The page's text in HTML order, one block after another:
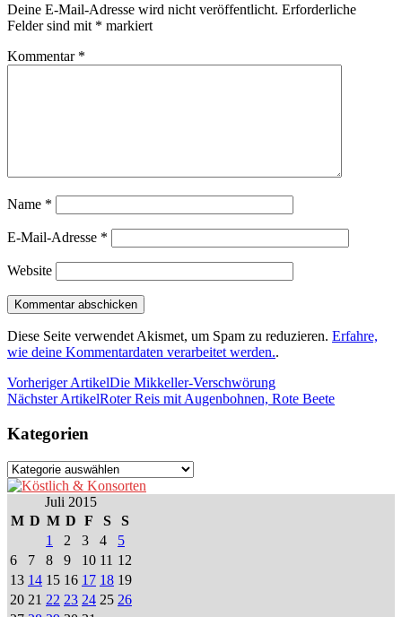
Deine E-Mail-Adresse wird nicht veröffentlicht. Erforderliche
Felder sind mit * markiert
Kommentar *
Name *
E-Mail-Adresse *
Website
Diese Seite verwendet Akismet, um Spam zu reduzieren. Erfahre,
wie deine Kommentardaten verarbeitet werden..
Vorheriger ArtikelDie Mikkeller-Verschwörung
Nächster ArtikelRoter Reis mit Augenbohnen, Rote Beete
Kategorien
Kategorien
Juli 2015
M D M D F S
S
1
2 3 4
5
6
7 8 9 10 11 12
13 14 15 16 17 18 19
20 21 22 23 24 25 26